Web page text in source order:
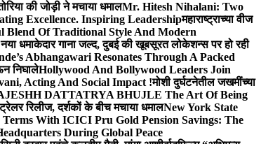
की जोड़ी ने मचाया धमालMr. Hitesh Nihalani: Two
Excellence. Inspiring Leadershipमहाराष्ट्राच्या वीज
Blend Of Traditional Style And Modern
नया धमाकेदार गाना जल्द, दुबई की खूबसूरत लोकेशन्स पर हो रही
Abhangawari Resonates Through A Packed
निघालेHollywood And Bollywood Leaders Join
Acting And Social Impact !मोशी दुर्घटनेतील जखमींच्या
DATTATRYA BHUJLE The Art Of Being
रिलीज, दर्शकों के बीच मचाया धमालNew York State
With ICICI Pru Gold Pension Savings: The
During Global Peace